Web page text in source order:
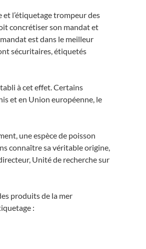
et l’étiquetage trompeur des
concrétiser son mandat et
est dans le meilleur
sécuritaires, étiquetés
à cet effet. Certains
et en Union européenne, le
une espèce de poisson
connaître sa véritable origine,
Unité de recherche sur
produits de la mer
: